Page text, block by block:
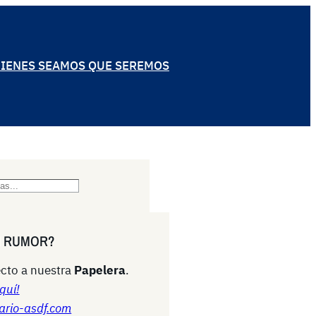
SEAMOS QUE SEREMOS
a nuestra Papelera.
asdf.com